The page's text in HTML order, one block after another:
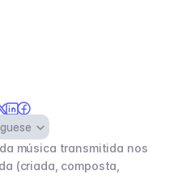
música transmitida nos
(criada, composta,